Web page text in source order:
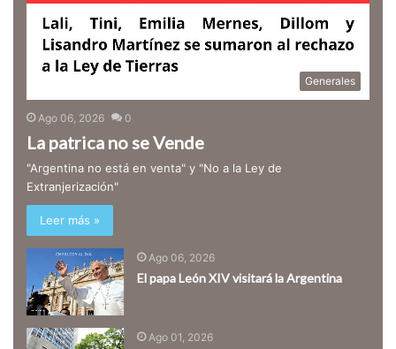
Generales
Ago 06, 2026 0
La patrica no se Vende
"Argentina no está en venta" y "No a la Ley de
Extranjerización"
Leer más »
Ago 06, 2026
El papa León XIV visitará la Argentina
Ago 01, 2026